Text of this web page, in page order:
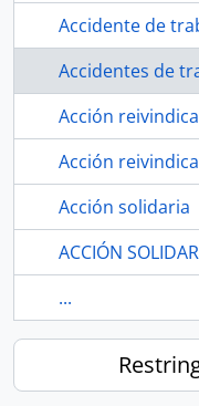
Accidente de
Accidentes de
Acción
Acción
Acción solidaria
ACCIÓN
...